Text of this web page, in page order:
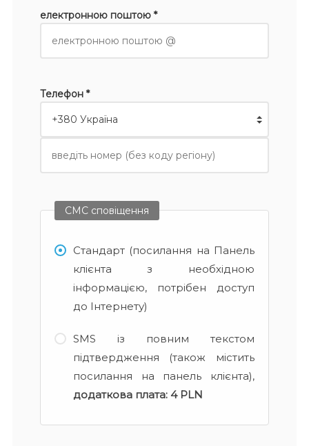
електронною поштою *
Телефон *
СМС сповіщення
Стандарт (посилання на Панель
клієнта з необхідною
інформацією, потрібен доступ
до Інтернету)
SMS із повним текстом
підтвердження (також містить
посилання на панель клієнта),
додаткова плата: 4 PLN